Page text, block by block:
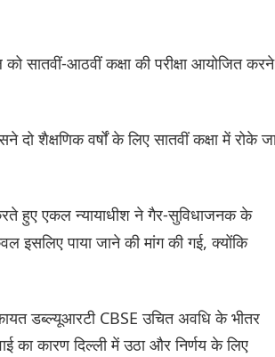
सातवीं-आठवीं कक्षा की परीक्षा आयोजित करने
शैक्षणिक वर्षों के लिए सातवीं कक्षा में रोके
हुए एकल न्यायाधीश ने गैर-सुविधाजनक के
इसलिए पाया जाने की मांग की गई, क्योंकि
डब्ल्यूआरटी CBSE उचित अवधि के भीतर
का कारण दिल्ली में उठा और निर्णय के लिए